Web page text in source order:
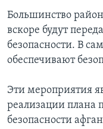
Большинство
вскоре будут
безопасности. В
обеспечивают
Эти мероприятия
реализации плана
безопасности